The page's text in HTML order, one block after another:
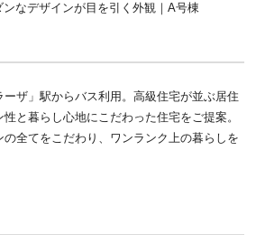
ンなデザインが目を引く外観｜A号棟
ザ」駅からバス利用。高級住宅が並ぶ居住
と暮らし心地にこだわった住宅をご提案。
全てをこだわり、ワンランク上の暮らしを